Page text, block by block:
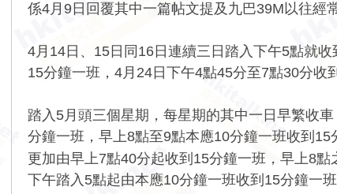
係4月9日回覆其中一篇帖文提及九巴39M以往經
4月14日、15日同16日連續三日踏入下午5點就
15分鐘一班，4月24日下午4點45分至7點30分收
踏入5月頭三個星期，每星期的其中一日早繁收
分鐘一班，早上8點至9點本應10分鐘一班收到
更加由早上7點40分起收到15分鐘一班，早上8
下午踏入5點起由本應10分鐘一班收到15分鐘一